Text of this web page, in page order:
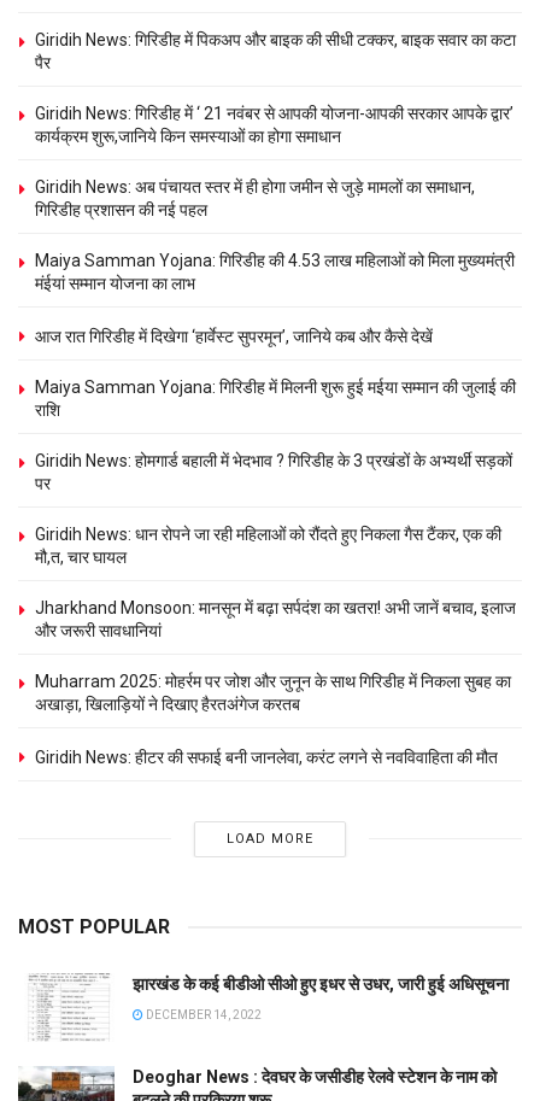
Giridih News: गिरिडीह में पिकअप और बाइक की सीधी टक्कर, बाइक सवार का कटा
पैर
Giridih News: गिरिडीह में ‘ 21 नवंबर से आपकी योजना-आपकी सरकार आपके द्वार’
कार्यक्रम शुरू,जानिये किन समस्याओं का होगा समाधान
Giridih News: अब पंचायत स्तर में ही होगा जमीन से जुड़े मामलों का समाधान,
गिरिडीह प्रशासन की नई पहल
Maiya Samman Yojana: गिरिडीह की 4.53 लाख महिलाओं को मिला मुख्यमंत्री
मंईयां सम्मान योजना का लाभ
आज रात गिरिडीह में दिखेगा ‘हार्वेस्ट सुपरमून’, जानिये कब और कैसे देखें
Maiya Samman Yojana: गिरिडीह में मिलनी शुरू हुई मईया सम्मान की जुलाई की
राशि
Giridih News: होमगार्ड बहाली में भेदभाव ? गिरिडीह के 3 प्रखंडों के अभ्यर्थी सड़कों
पर
Giridih News: धान रोपने जा रही महिलाओं को रौंदते हुए निकला गैस टैंकर, एक की
मौ,त, चार घायल
Jharkhand Monsoon: मानसून में बढ़ा सर्पदंश का खतरा! अभी जानें बचाव, इलाज
और जरूरी सावधानियां
Muharram 2025: मोहर्रम पर जोश और जुनून के साथ गिरिडीह में निकला सुबह का
अखाड़ा, खिलाड़‍ियों ने दिखाए हैरतअंगेज करतब
Giridih News: हीटर की सफाई बनी जानलेवा, करंट लगने से नवविवाहिता की मौत
LOAD MORE
MOST POPULAR
झारखंड के कई बीडीओ सीओ हुए इधर से उधर, जारी हुई अधिसूचना
DECEMBER 14, 2022
Deoghar News : देवघर के जसीडीह रेलवे स्टेशन के नाम को